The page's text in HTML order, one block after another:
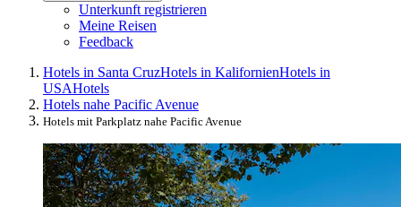
Unterkunft registrieren
Meine Reisen
Feedback
Hotels in Santa CruzHotels in KalifornienHotels in
USAHotels
Hotels nahe Pacific Avenue
Hotels mit Parkplatz nahe Pacific Avenue